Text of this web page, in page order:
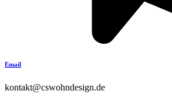
Email
kontakt@cswohndesign.de